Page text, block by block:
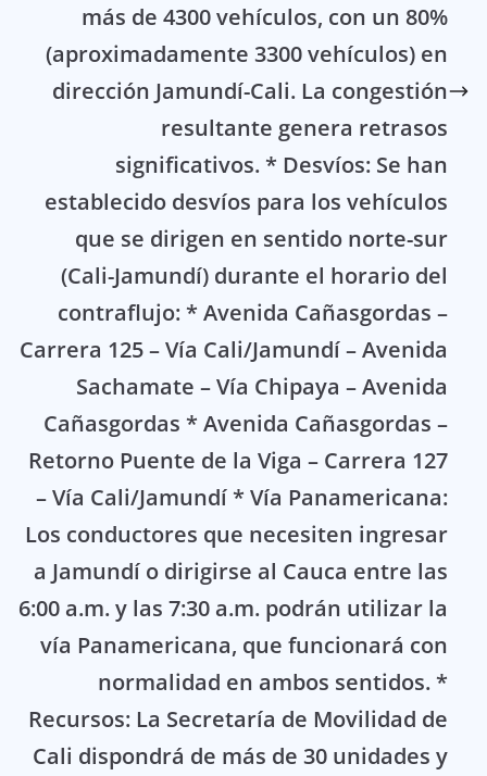
más de 4300 vehículos, con un 80%
(aproximadamente 3300 vehículos) en
dirección Jamundí-Cali. La congestión
resultante genera retrasos
significativos. * Desvíos: Se han
establecido desvíos para los vehículos
que se dirigen en sentido norte-sur
(Cali-Jamundí) durante el horario del
contraflujo: * Avenida Cañasgordas –
Carrera 125 – Vía Cali/Jamundí – Avenida
Sachamate – Vía Chipaya – Avenida
Cañasgordas * Avenida Cañasgordas –
Retorno Puente de la Viga – Carrera 127
– Vía Cali/Jamundí * Vía Panamericana:
Los conductores que necesiten ingresar
a Jamundí o dirigirse al Cauca entre las
6:00 a.m. y las 7:30 a.m. podrán utilizar la
vía Panamericana, que funcionará con
normalidad en ambos sentidos. *
Recursos: La Secretaría de Movilidad de
Cali dispondrá de más de 30 unidades y